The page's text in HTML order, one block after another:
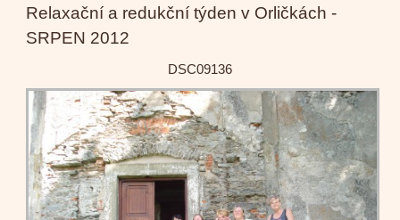
Relaxační a redukční týden v Orličkách -
SRPEN 2012
DSC09136